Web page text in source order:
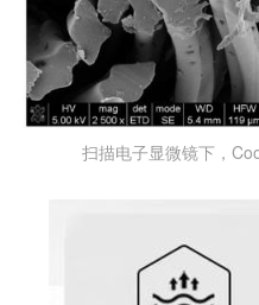
扫描电子显微镜下，